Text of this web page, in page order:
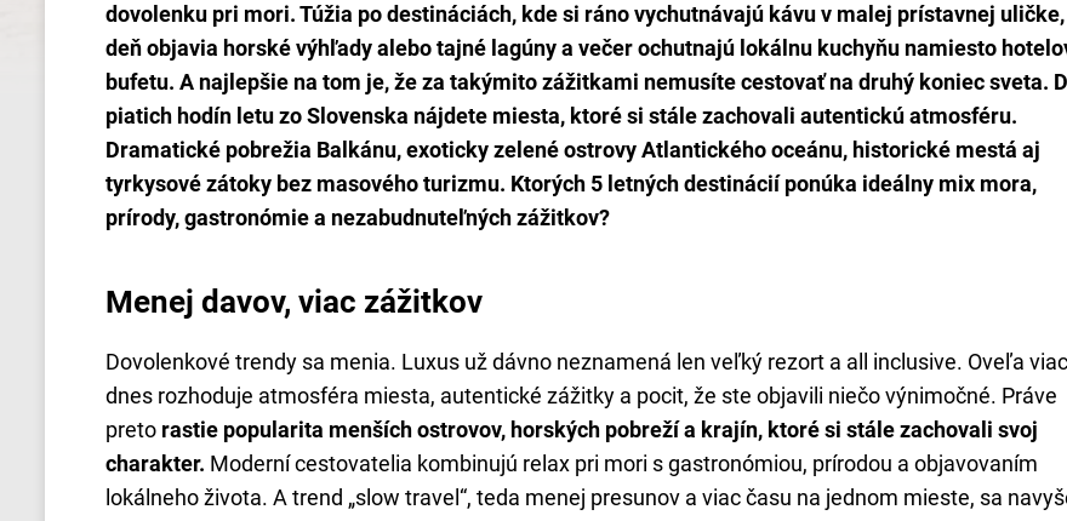
dovolenku pri mori. Túžia po destináciách, kde si ráno vychutnávajú kávu v malej prístavnej
deň objavia horské výhľady alebo tajné lagúny a večer ochutnajú lokálnu kuchyňu namiesto
bufetu. A najlepšie na tom je, že za takýmito zážitkami nemusíte cestovať na druhý koniec sveta.
piatich hodín letu zo Slovenska nájdete miesta, ktoré si stále zachovali autentickú atmosféru.
Dramatické pobrežia Balkánu, exoticky zelené ostrovy Atlantického oceánu, historické mestá aj
tyrkysové zátoky bez masového turizmu. Ktorých 5 letných destinácií ponúka ideálny mix mora,
prírody, gastronómie a nezabudnuteľných zážitkov?
Menej davov, viac zážitkov
Dovolenkové trendy sa menia. Luxus už dávno neznamená len veľký rezort a all inclusive. Oveľa viac
dnes rozhoduje atmosféra miesta, autentické zážitky a pocit, že ste objavili niečo výnimočné. Práve
preto rastie popularita menších ostrovov, horských pobreží a krajín, ktoré si stále zachovali svoj
charakter. Moderní cestovatelia kombinujú relax pri mori s gastronómiou, prírodou a objavovaním
lokálneho života. A trend „slow travel“, teda menej presunov a viac času na jednom mieste, sa